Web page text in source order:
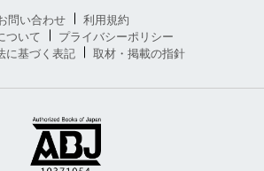
問い合わせ
利用規約
ついて
プライバシーポリシー
に基づく表記
取材・掲載の指針